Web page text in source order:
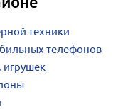
техники
телефонов
игрушек